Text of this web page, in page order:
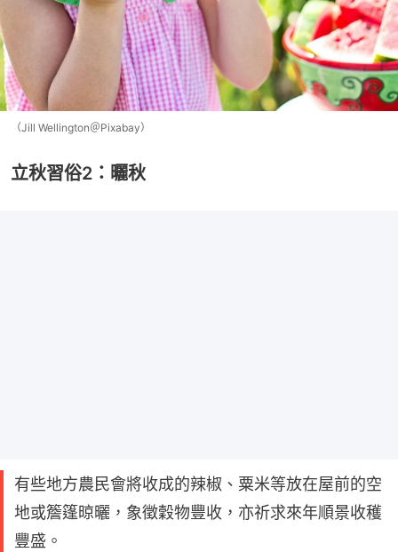
（Jill Wellington＠Pixabay）
立秋習俗2：曬秋
有些地方農民會將收成的辣椒、粟米等放在屋前的空
地或簷篷晾曬，象徵穀物豐收，亦祈求來年順景收穫
豐盛。